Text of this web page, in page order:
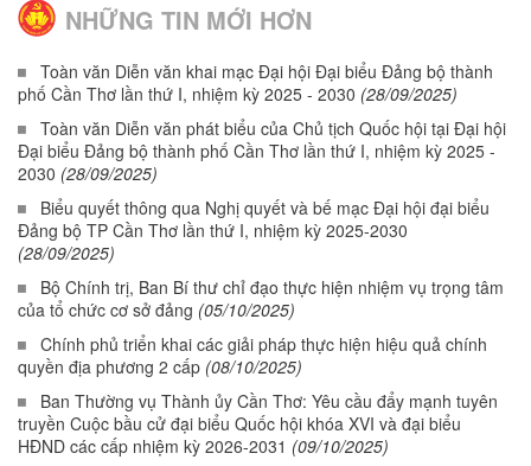
NHỮNG TIN MỚI HƠN
Toàn văn Diễn văn khai mạc Đại hội Đại biểu Đảng bộ thành
phố Cần Thơ lần thứ I, nhiệm kỳ 2025 - 2030 (28/09/2025)
Toàn văn Diễn văn phát biểu của Chủ tịch Quốc hội tại Đại hội
Đại biểu Đảng bộ thành phố Cần Thơ lần thứ I, nhiệm kỳ 2025 -
2030 (28/09/2025)
Biểu quyết thông qua Nghị quyết và bế mạc Đại hội đại biểu
Đảng bộ TP Cần Thơ lần thứ I, nhiệm kỳ 2025-2030
(28/09/2025)
Bộ Chính trị, Ban Bí thư chỉ đạo thực hiện nhiệm vụ trọng tâm
của tổ chức cơ sở đảng (05/10/2025)
Chính phủ triển khai các giải pháp thực hiện hiệu quả chính
quyền địa phương 2 cấp (08/10/2025)
Ban Thường vụ Thành ủy Cần Thơ: Yêu cầu đẩy mạnh tuyên
truyền Cuộc bầu cử đại biểu Quốc hội khóa XVI và đại biểu
HĐND các cấp nhiệm kỳ 2026-2031 (09/10/2025)